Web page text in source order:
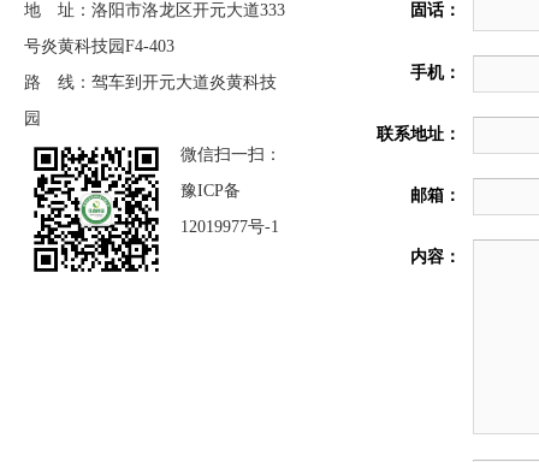
地 址：洛阳市洛龙区开元大道333
号炎黄科技园F4-403
路 线：驾车到开元大道炎黄科技
园
微信扫一扫：
豫ICP备
12019977号-1
固话：
手机：
联系地址：
邮箱：
内容：